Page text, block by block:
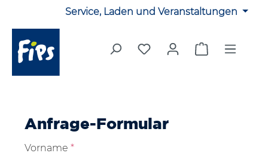
Zum Hauptinhalt springenService, Laden und Veranstaltungen
Du hast 0 Produkte auf
Warenkorb
Anfrage-Formular
Vorname *